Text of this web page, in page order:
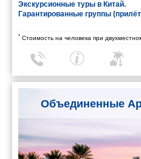
Экскурсионные туры в Китай.
Гарантированные группы
* Стоимость на человека при
Объединенные